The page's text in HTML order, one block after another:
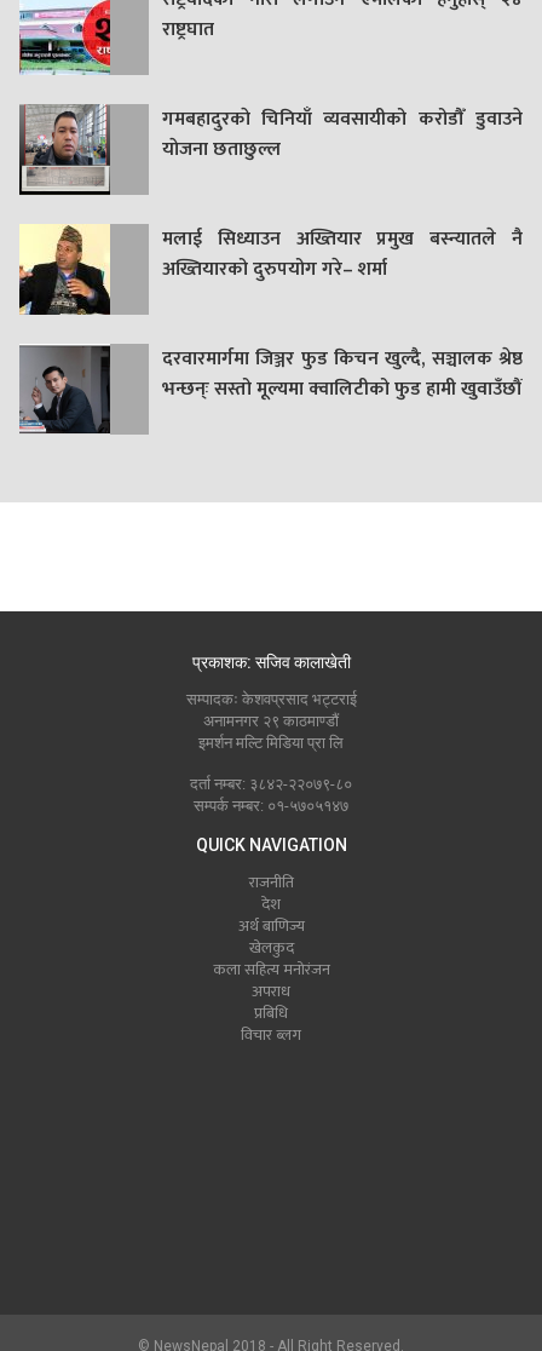
राष्ट्रघात
गमबहादुरकाे चिनियाँ व्यवसायीको करोडौँ डुवाउने
याेजना छताछुल्ल
मलाई सिध्याउन अख्तियार प्रमुख बस्न्यातले नै
अख्तियारको दुरुपयोग गरे– शर्मा
दरवारमार्गमा जिञ्जर फुड किचन खुल्दै, सञ्चालक श्रेष्ठ
भन्छन्ः सस्तो मूल्यमा क्वालिटीको फुड हामी खुवाउँछौं
प्रकाशक: सजिव कालाखेती
सम्पादकः केशवप्रसाद भट्टराई
अनामनगर २९ काठमाण्डौं
इमर्शन मल्टि मिडिया प्रा लि
दर्ता नम्बर: ३८४२-२२०७९-८०
सम्पर्क नम्बर: ०१-५७०५१४७
QUICK NAVIGATION
राजनीति
देश
अर्थ बाणिज्य
खेलकुद
कला सहित्य मनोरंजन
अपराध
प्रबिधि
विचार ब्लग
© NewsNepal 2018 - All Right Reserved.